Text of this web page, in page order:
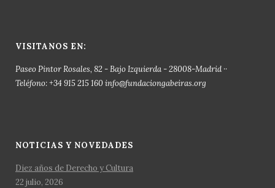
VISITANOS EN:
Paseo Pintor Rosales, 82 - Bajo Izquierda - 28008-Madrid ··
Teléfono: +34 915 215 160 info@fundaciongabeiras.org
NOTICIAS Y NOVEDADES
Diez años de Derecho y Cultura
22 julio, 2026